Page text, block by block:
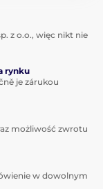
z o.o., więc nikt nie
rynku
je zárukou
możliwość zwrotu
w dowolnym